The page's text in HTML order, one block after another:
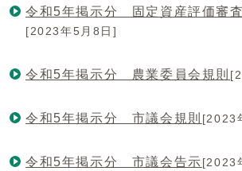
令和5年掲示分 固定資産評価審
[2023年5月8日]
令和5年掲示分 農業委員会規則
令和5年掲示分 市議会規則 [2023
令和5年掲示分 市議会告示[2023